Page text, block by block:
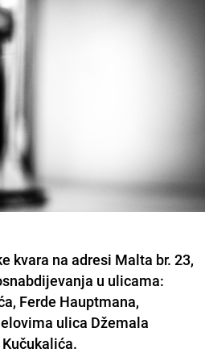
kvara na adresi Malta br. 23,
u ulicama:
Ferde Hauptmana,
ulica Džemala